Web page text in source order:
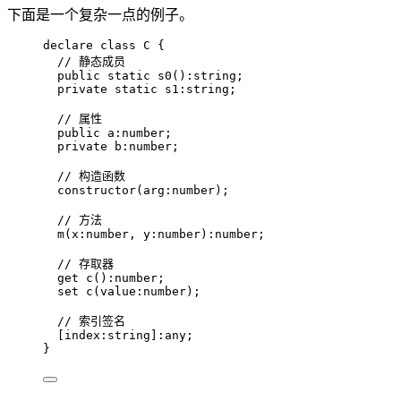
下面是一个复杂一点的例子。
declare class C {
// 静态成员
public
static s0 () : string ;
private
static s1 : string ;
// 属性
public a : number ;
private b : number ;
// 构造函数
constructor( arg : number) ;
// 方法
m( x : number , y : number) : number ;
// 存取器
get
c () : number ;
set
c ( value : number) ;
// 索引签名
index : string : any ;
}